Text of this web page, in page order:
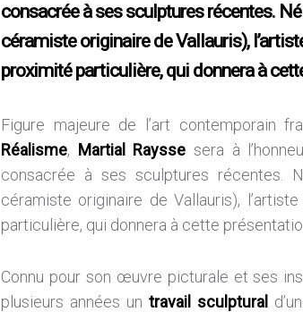
consacrée à ses sculptures récentes.
céramiste originaire de Vallauris),
proximité particulière, qui donnera à
Figure majeure de l’art contemporain
Réalisme, Martial Raysse sera à
consacrée à ses sculptures récentes.
céramiste originaire de Vallauris),
particulière, qui donnera à cette
Connu pour son œuvre picturale et ses
plusieurs années untravail sculptural